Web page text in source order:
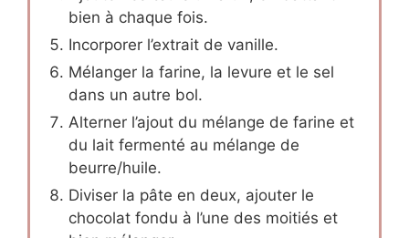
bien à chaque fois.
Incorporer l’extrait de vanille.
Mélanger la farine, la levure et le sel
dans un autre bol.
Alterner l’ajout du mélange de farine et
du lait fermenté au mélange de
beurre/huile.
Diviser la pâte en deux, ajouter le
chocolat fondu à l’une des moitiés et